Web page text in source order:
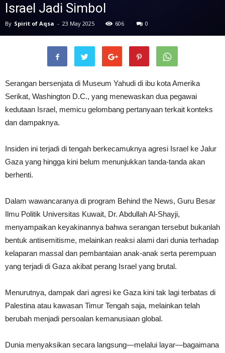
Israel Jadi Simbol
By Spirit of Aqsa - 23 May 2025 606 0
Serangan bersenjata di Museum Yahudi di ibu kota Amerika
Serikat, Washington D.C., yang menewaskan dua pegawai
kedutaan Israel, memicu gelombang pertanyaan terkait konteks
dan dampaknya.
Insiden ini terjadi di tengah berkecamuknya agresi Israel ke Jalur
Gaza yang hingga kini belum menunjukkan tanda-tanda akan
berhenti.
Dalam wawancaranya di program Behind the News, Guru Besar
Ilmu Politik Universitas Kuwait, Dr. Abdullah Al-Shayji,
menyampaikan keyakinannya bahwa serangan tersebut bukanlah
bentuk antisemitisme, melainkan reaksi alami dari dunia terhadap
kelaparan massal dan pembantaian anak-anak serta perempuan
yang terjadi di Gaza akibat perang Israel yang brutal.
Menurutnya, dampak dari agresi ke Gaza kini tak lagi terbatas di
Palestina atau kawasan Timur Tengah saja, melainkan telah
berubah menjadi persoalan kemanusiaan global.
Dunia menyaksikan secara langsung—melalui layar—bagaimana